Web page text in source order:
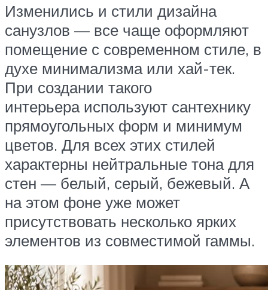
Изменились и стили дизайна
санузлов — все чаще оформляют
помещение с современном стиле, в
духе минимализма или хай-тек.
При создании такого
интерьера используют сантехнику
прямоугольных форм и минимум
цветов. Для всех этих стилей
характерны нейтральные тона для
стен — белый, серый, бежевый. А
на этом фоне уже может
присутствовать несколько ярких
элементов из совместимой гаммы.